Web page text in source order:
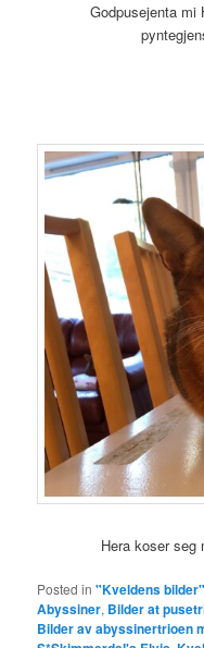
Godpusejenta mi
Hera koser seg
Posted in "Kveldens
Abyssiner, Bilder at
Bilder av abyssinertrioen